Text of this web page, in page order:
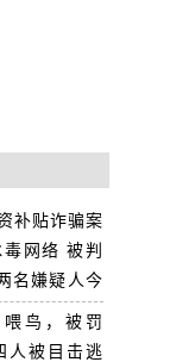
补贴诈骗案
网络 被判
名嫌疑人今
鸟，被罚
人被目击逃